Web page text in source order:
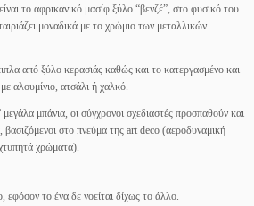
το αφρικανικό μασίφ ξύλο “βενζέ”, στο φυσικό του
μοναδικά με το χρώμιο των μεταλλικών
από ξύλο κερασιάς καθώς και το κατεργασμένο και
αλουμίνιο, ατσάλι ή χαλκό.
μπάνια, οι σύγχρονοι σχεδιαστές προσπαθούν και
στο πνεύμα της art deco (αεροδυναμική
χρώματα).
εφόσον το ένα δε νοείται δίχως το άλλο.